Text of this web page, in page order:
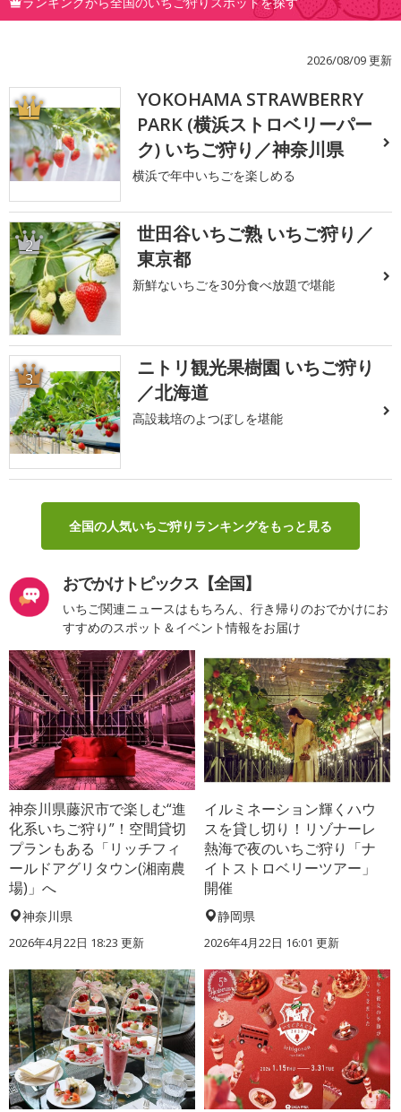
2026/08/09 更新
1
YOKOHAMA STRAWBERRY
PARK (横浜ストロベリーパー
ク) いちご狩り／神奈川県
横浜で年中いちごを楽しめる
2
世田谷いちご熟 いちご狩り／
東京都
新鮮ないちごを30分食べ放題で堪能
3
ニトリ観光果樹園 いちご狩り
／北海道
高設栽培のよつぼしを堪能
全国の人気いちご狩りランキングをもっと見る
おでかけトピックス【全国】
いちご関連ニュースはもちろん、行き帰りのおでかけにお
すすめのスポット＆イベント情報をお届け
神奈川県藤沢市で楽しむ“進
化系いちご狩り”！空間貸切
プランもある「リッチフィ
ールドアグリタウン(湘南農
場)」へ
神奈川県
2026年4月22日 18:23 更新
イルミネーション輝くハウ
スを貸し切り！リゾナーレ
熱海で夜のいちご狩り「ナ
イトストロベリーツアー」
開催
静岡県
2026年4月22日 16:01 更新